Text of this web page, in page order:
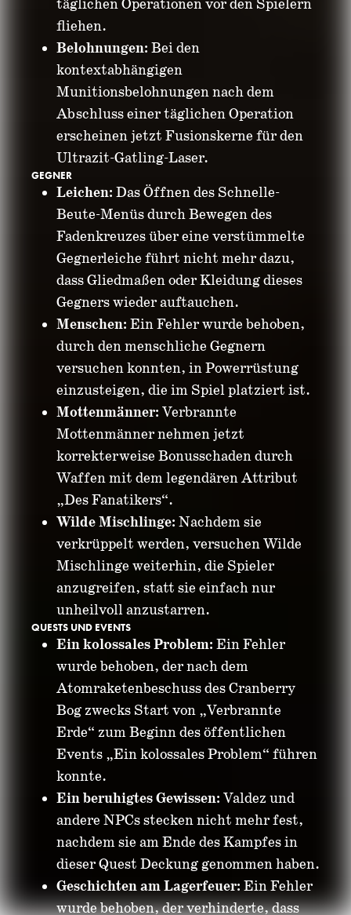
täglichen Operationen vor den Spielern
fliehen.
Belohnungen: Bei den
kontextabhängigen
Munitionsbelohnungen nach dem
Abschluss einer täglichen Operation
erscheinen jetzt Fusionskerne für den
Ultrazit-Gatling-Laser.
GEGNER
Leichen: Das Öffnen des Schnelle-
Beute-Menüs durch Bewegen des
Fadenkreuzes über eine verstümmelte
Gegnerleiche führt nicht mehr dazu,
dass Gliedmaßen oder Kleidung dieses
Gegners wieder auftauchen.
Menschen: Ein Fehler wurde behoben,
durch den menschliche Gegnern
versuchen konnten, in Powerrüstung
einzusteigen, die im Spiel platziert ist.
Mottenmänner: Verbrannte
Mottenmänner nehmen jetzt
korrekterweise Bonusschaden durch
Waffen mit dem legendären Attribut
„Des Fanatikers“.
Wilde Mischlinge: Nachdem sie
verkrüppelt werden, versuchen Wilde
Mischlinge weiterhin, die Spieler
anzugreifen, statt sie einfach nur
unheilvoll anzustarren.
QUESTS UND EVENTS
Ein kolossales Problem: Ein Fehler
wurde behoben, der nach dem
Atomraketenbeschuss des Cranberry
Bog zwecks Start von „Verbrannte
Erde“ zum Beginn des öffentlichen
Events „Ein kolossales Problem“ führen
konnte.
Ein beruhigtes Gewissen: Valdez und
andere NPCs stecken nicht mehr fest,
nachdem sie am Ende des Kampfes in
dieser Quest Deckung genommen haben.
Geschichten am Lagerfeuer: Ein Fehler
wurde behoben, der verhinderte, dass